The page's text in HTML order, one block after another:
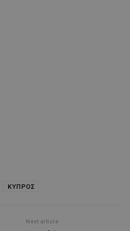
ΚΥΠΡΟΣ
Next article